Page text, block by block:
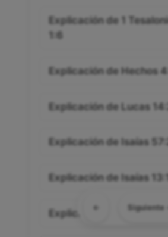
← Siguiente
Explicación de 1
1:6
Explicación de Hechos
Explicación de Lucas
Explicación de Isaías
Explicación de Isaías
Explicación de Salmos